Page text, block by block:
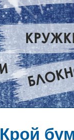
Крой